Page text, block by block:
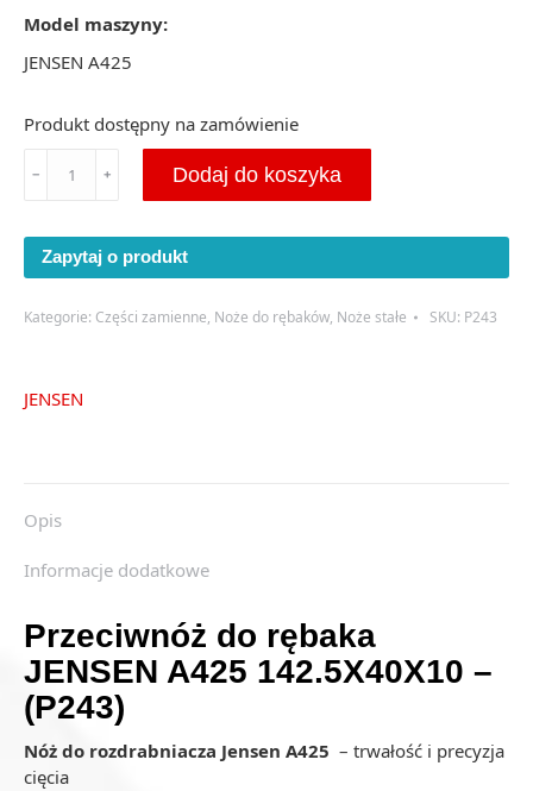
Model maszyny:
JENSEN A425
Produkt dostępny na zamówienie
Przeciwnóż
rębaka
JENSEN
142.5X40X10
﹣ ﹢ Dodaj do koszyka
Zapytaj o produkt
Kategorie: Części zamienne, Noże do rębaków, Noże stałe SKU: P243
JENSEN
Opis
Informacje dodatkowe
Przeciwnóż do rębaka
JENSEN A425 142.5X40X10 –
(P243)
Nóż do rozdrabniacza Jensen A425 – trwałość i precyzja
cięcia